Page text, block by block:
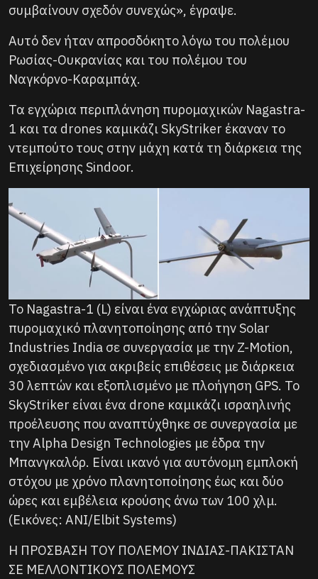
συμβαίνουν σχεδόν συνεχώς», έγραψε.
Αυτό δεν ήταν απροσδόκητο λόγω του πολέμου
Ρωσίας-Ουκρανίας και του πολέμου του
Ναγκόρνο-Καραμπάχ.
Τα εγχώρια περιπλάνηση πυρομαχικών Nagastra-
1 και τα drones καμικάζι SkyStriker έκαναν το
ντεμπούτο τους στην μάχη κατά τη διάρκεια της
Επιχείρησης Sindoor.
Το Nagastra-1 (L) είναι ένα εγχώριας ανάπτυξης
πυρομαχικό πλανητοποίησης από την Solar
Industries India σε συνεργασία με την Z-Motion,
σχεδιασμένο για ακριβείς επιθέσεις με διάρκεια
30 λεπτών και εξοπλισμένο με πλοήγηση GPS. Το
SkyStriker είναι ένα drone καμικάζι ισραηλινής
προέλευσης που αναπτύχθηκε σε συνεργασία με
την Alpha Design Technologies με έδρα την
Μπανγκαλόρ. Είναι ικανό για αυτόνομη εμπλοκή
στόχου με χρόνο πλανητοποίησης έως και δύο
ώρες και εμβέλεια κρούσης άνω των 100 χλμ.
(Εικόνες: ANI/Elbit Systems)
Η ΠΡΟΣΒΑΣΗ ΤΟΥ ΠΟΛΕΜΟΥ ΙΝΔΙΑΣ-ΠΑΚΙΣΤΑΝ
ΣΕ ΜΕΛΛΟΝΤΙΚΟΥΣ ΠΟΛΕΜΟΥΣ